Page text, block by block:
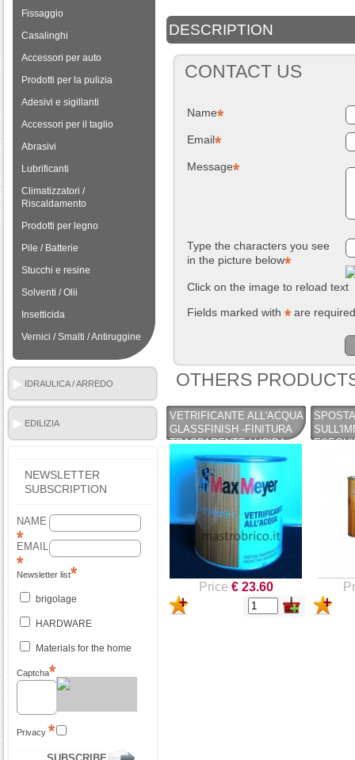
Fissaggio
Casalinghi
Accessori per auto
Prodotti per la pulizia
Adesivi e sigillanti
Accessori per il taglio
Abrasivi
Lubrificanti
Climatizzatori /
Riscaldamento
Prodotti per legno
Pile / Batterie
Stucchi e resine
Solventi / Olii
Insetticida
Vernici / Smalti / Antiruggine
IDRAULICA / ARREDO
BAGNO
EDILIZIA
NEWSLETTER
SUBSCRIPTION
NAME
EMAIL
Newsletter list
brigolage
HARDWARE
Materials for the home
Captcha
Privacy
DESCRIPTION
CONTACT US
Name
Email
Message
Type the characters you see
in the picture below
Click on the image to reload text
Fields marked with
are required
OTHERS
VETRIFICANTE ALL'ACQUA
GLASSFINISH -FINITURA
TRASPARENTE LUCIDA
750ML - MAX MEYER
Price € 23.60
DA